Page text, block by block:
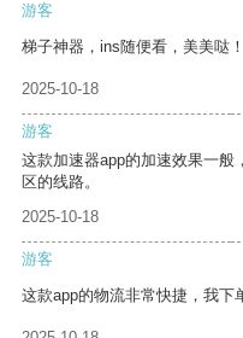
游客
梯子神器，ins随便看，美美哒！
2025-10-18
游客
这款加速器app的加速效果一般
区的线路。
2025-10-18
游客
这款app的物流非常快捷，我下